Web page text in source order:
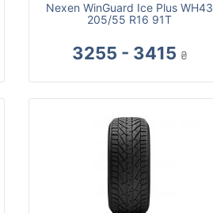
Nexen WinGuard Ice Plus WH43
205/55 R16 91T
3255 - 3415 ₴